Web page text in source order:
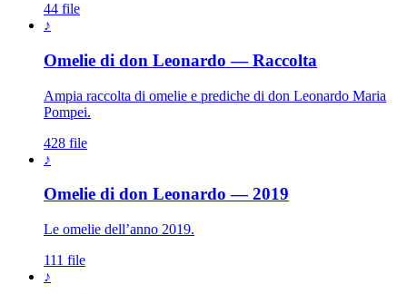
44 file
♪
Omelie di don Leonardo — Raccolta
Ampia raccolta di omelie e prediche di don Leonardo Maria
Pompei.
428 file
♪
Omelie di don Leonardo — 2019
Le omelie dell’anno 2019.
111 file
♪